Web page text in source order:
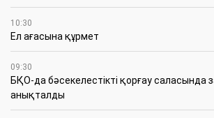
10:30
Ел ағасына құрмет
09:30
БҚО-да бәсекелестікті қорғау саласында
анықталды